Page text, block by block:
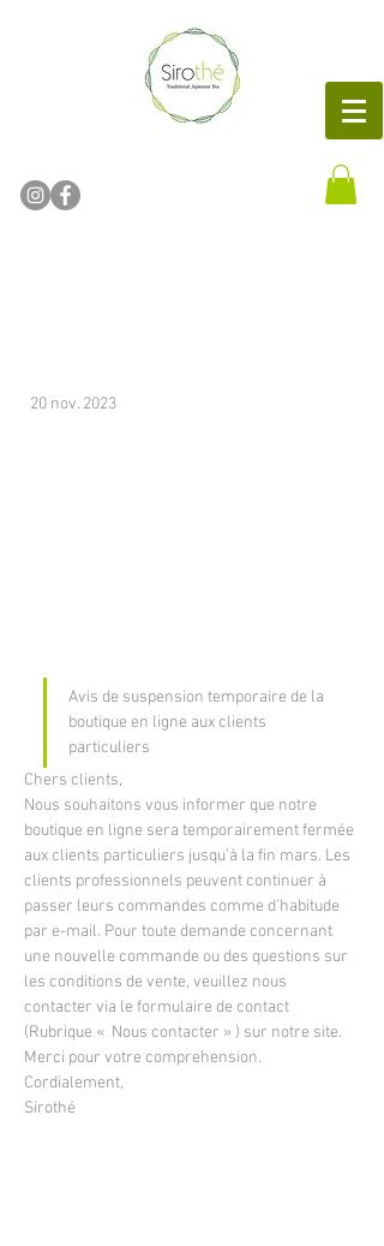
20 nov. 2023
Avis de suspension temporaire de la
boutique en ligne aux clients
particuliers
Chers clients,
Nous souhaitons vous informer que notre
boutique en ligne sera temporairement fermée
aux clients particuliers jusqu’à la fin mars. Les
clients professionnels peuvent continuer à
passer leurs commandes comme d’habitude
par e-mail. Pour toute demande concernant
une nouvelle commande ou des questions sur
les conditions de vente, veuillez nous
contacter via le formulaire de contact
(Rubrique «  Nous contacter » ) sur notre site.
Merci pour votre comprehension.
Cordialement,
Sirothé